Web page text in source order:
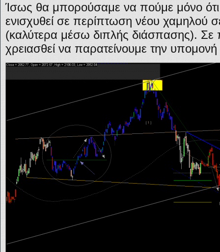
Ίσως θα μπορούσαμε να πούμε μόνο ότι
ενισχυθεί σε περίπτωση νέου χαμηλού
(καλύτερα μέσω διπλής διάσπασης).
χρειασθεί να παρατείνουμε την